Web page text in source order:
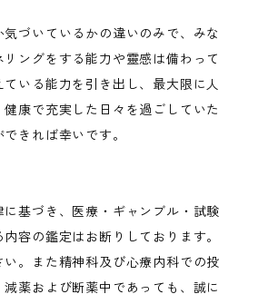
づいているかの違いのみで、みな
ングをする能力や靈感は備わって
ている能力を引き出し、最大限に人
康で充実した日々を過ごしていた
きれば幸いです。
に基づき、医療・ギャンブル・試験
容の鑑定はお断りしております。
い。また精神科及び心療内科での投
薬および断薬中であっても、誠に